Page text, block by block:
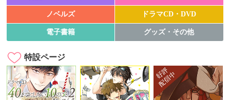
ノベルズ ドラマCD・DVD
電子書籍 グッズ・その他
特設ページ